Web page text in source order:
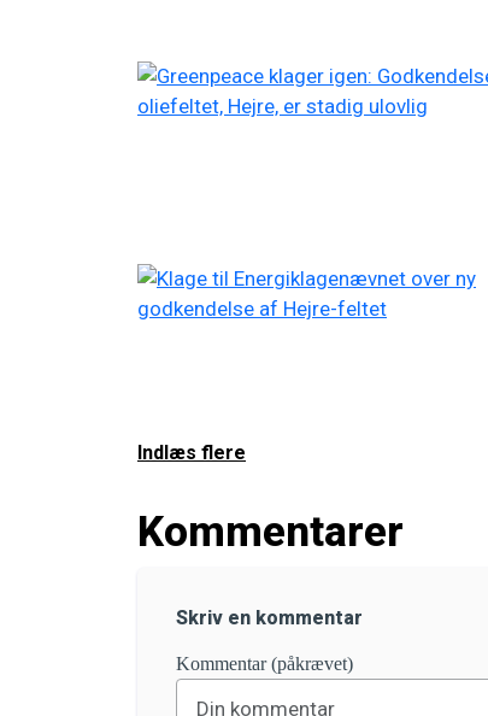
Indlæs flere
Kommentarer
Skriv en kommentar
Kommentar (påkrævet)